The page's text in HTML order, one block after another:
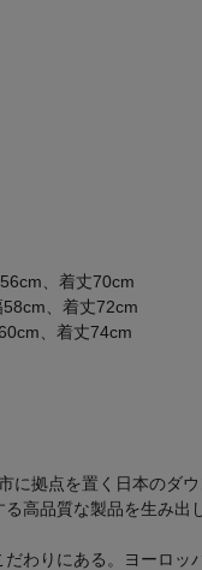
、着丈70cm
、着丈72cm
、着丈74cm
に拠点を置く日本のダ
高品質な製品を生み出
わりにある。ヨーロ